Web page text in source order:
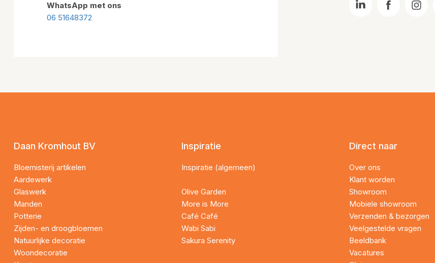
WhatsApp met ons
06 51648372
Daan Kromhout BV
Bloemisterij artikelen
Aardewerk
Glaswerk
Manden
Potterie
Zijden- en droogbloemen
Natuurlijke decoratie
Woondecoratie
Inspiratie
Inspiratie (algemeen)
Olive Garden
More is More
Café Café
Wabi Sabi
Sakura Serenity
Direct naar
Over ons
Klant worden
Showroom
Mobiele showroom
Verzenden & bezorgen
Veelgestelde vragen
Beeldbank
Vacatures